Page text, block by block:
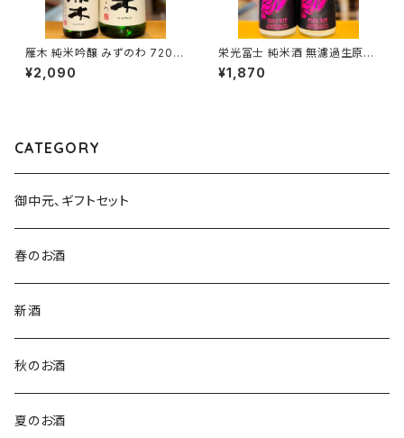
雁木 純米吟醸 みずのわ 720m
l１本（八百新酒造・山口県岩国
市今津町）
¥2,090
栄光冨士 純米酒 無濾過生原酒
暁乃翼 720ml１本（冨士酒造・
山形県鶴岡市大山）
¥1,870
CATEGORY
御中元、ギフトセット
春のお酒
新酒
秋のお酒
夏のお酒